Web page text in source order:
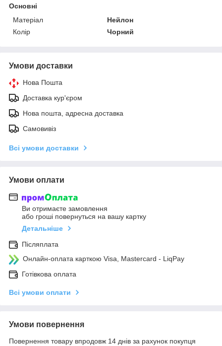
Основні
Матеріал
Нейлон
Колір
Чорний
Умови доставки
Нова Пошта
Доставка кур'єром
Нова пошта, адресна доставка
Самовивіз
Всі умови доставки
Умови оплати
Ви отримаєте замовлення
або гроші повернуться на вашу картку
Детальніше
Післяплата
Онлайн-оплата карткою Visa, Mastercard - LiqPay
Готівкова оплата
Всі умови оплати
Умови повернення
Повернення товару впродовж 14 днів за рахунок покупця